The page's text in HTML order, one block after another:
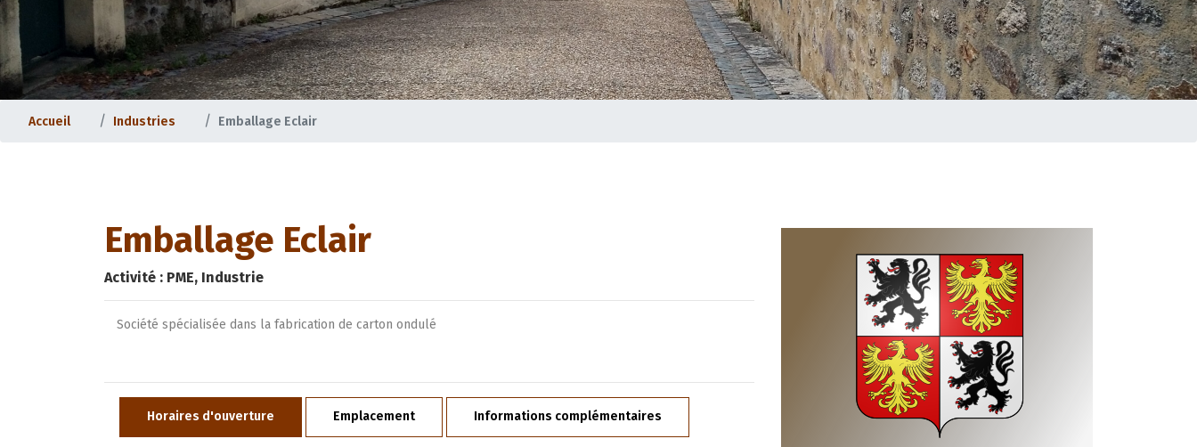
Accueil Industries Emballage Eclair
Emballage Eclair
Activité : PME, Industrie
Société spécialisée dans la fabrication de carton ondulé
Horaires d'ouverture Emplacement Informations complémentaires